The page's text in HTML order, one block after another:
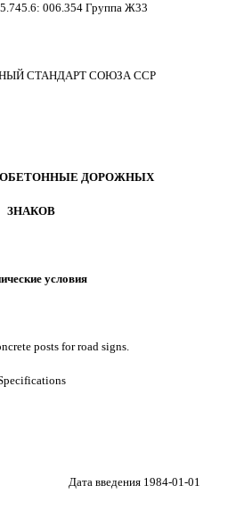
: 006.354 Группа Ж33
СТАНДАРТ СОЮЗА ССР
ДОРОЖНЫХ
ЗНАКОВ
условия
posts for road signs.
Дата введения 1984-01-01